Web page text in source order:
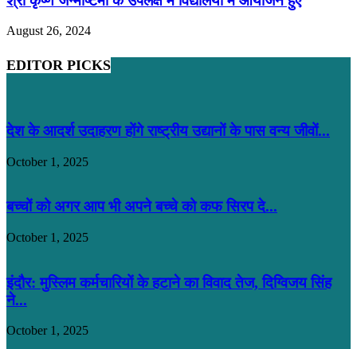
August 26, 2024
EDITOR PICKS
देश के आदर्श उदाहरण होंगे राष्ट्रीय उद्यानों के पास वन्य जीवों...
October 1, 2025
बच्चों को अगर आप भी अपने बच्चे को कफ सिरप दे...
October 1, 2025
इंदौर: मुस्लिम कर्मचारियों के हटाने का विवाद तेज, दिग्विजय सिंह
ने...
October 1, 2025